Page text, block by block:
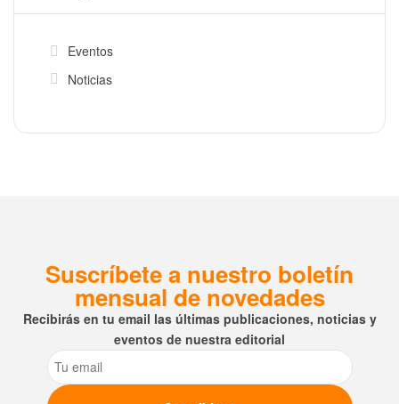
Eventos
Noticias
Suscríbete a nuestro boletín
mensual de novedades
Recibirás en tu email las últimas publicaciones, noticias y
eventos de nuestra editorial
Email